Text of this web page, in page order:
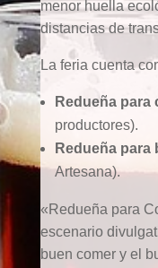
menor huella
distancias de
La feria cuenta
Redueña para
productores).
Redueña para
Artesana).
«Redueña para
escenario
buen comer y el